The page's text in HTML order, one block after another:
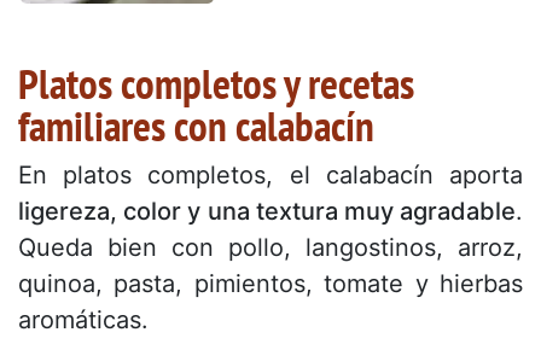
Platos completos y recetas
familiares con calabacín
En platos completos, el calabacín aporta
ligereza, color y una textura muy agradable.
Queda bien con pollo, langostinos, arroz,
quinoa, pasta, pimientos, tomate y hierbas
aromáticas.